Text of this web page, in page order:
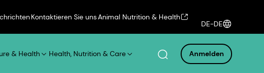
Kontaktieren Sie unsAnimal Nutrition & Health
DE-DE
& Health Health, Nutrition & Care Anmelden